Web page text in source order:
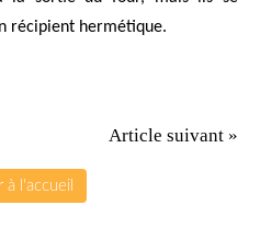
récipient hermétique.
Article suivant »
à l'accueil